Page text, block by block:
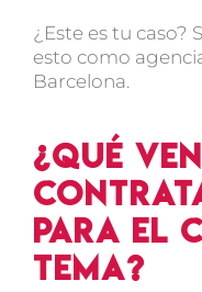
¿Este es tu caso?
esto como
Barcelona.
¿Qué
para el
TEMA?